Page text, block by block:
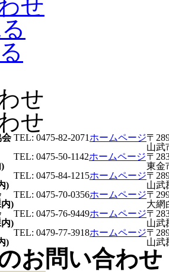
せ
せ
せ
会 TEL: 0475-82-2071 ホームページ〒
山武
TEL: 0475-50-1142ホームページ〒
東金
)
TEL: 0475-84-1215ホームページ〒
山武
)
TEL: 0475-70-0356ホームページ〒
大網
)
TEL: 0475-76-9449ホームページ〒
山武
)
TEL: 0479-77-3918ホームページ〒
山武
お問い合わせ